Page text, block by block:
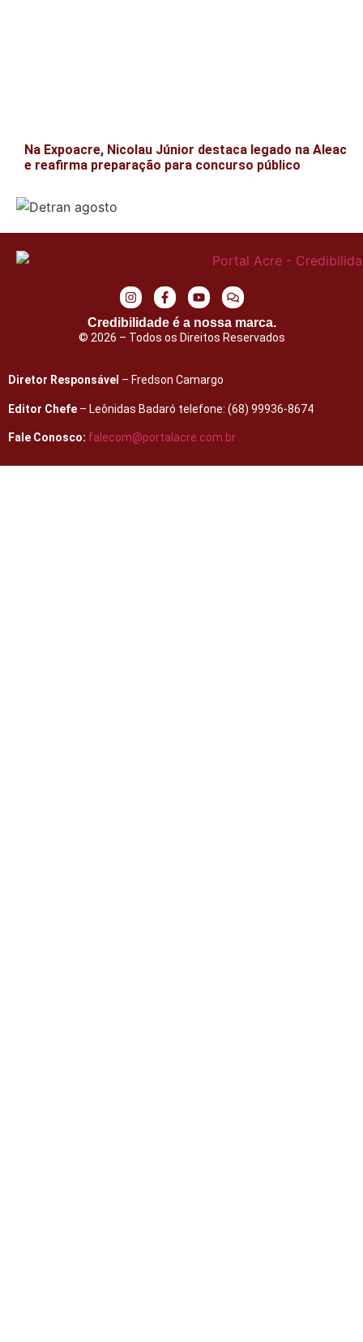
Na Expoacre, Nicolau Júnior destaca legado na Aleac
e reafirma preparação para concurso público
Credibilidade é a nossa marca.
© 2026 – Todos os Direitos Reservados
Diretor Responsável – Fredson Camargo
Editor Chefe – Leônidas Badaró telefone: (68) 99936-8674
Fale Conosco: falecom@portalacre.com.br